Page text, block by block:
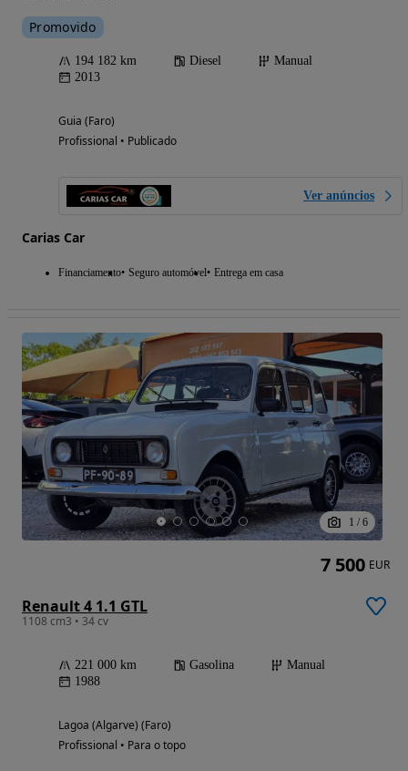
Promovido
194 182 km Diesel
Manual
2013
Guia (Faro)
Profissional • Publicado
Ver anúncios
Carias Car
Financiamento Seguro automóvel Entrega em casa
1 / 6
Renault 4 1.1 GTL
1108 cm3 • 34 cv
221 000 km Gasolina
Manual
1988
Lagoa (Algarve) (Faro)
Profissional • Para o topo
7 500 EUR